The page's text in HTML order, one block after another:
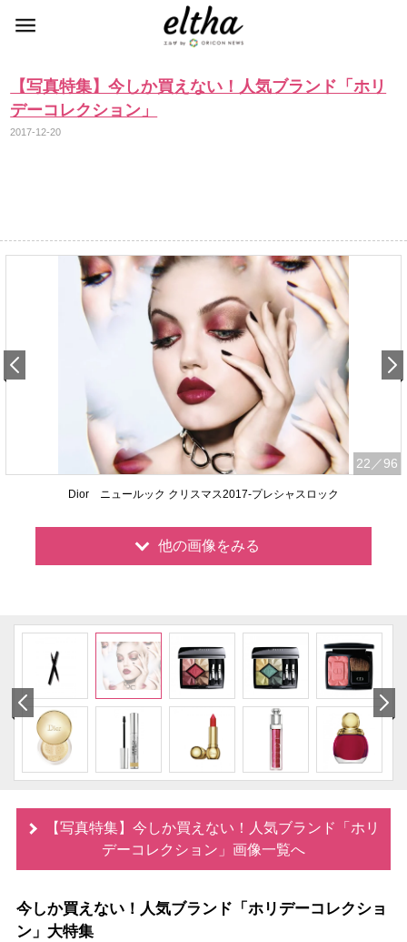
【写真特集】今しか買えない！人気ブランド「ホリ
デーコレクション」
2017-12-20
22 ／96
Dior ニュールック クリスマス2017-プレシャスロック
他の画像をみる
【写真特集】今しか買えない！人気ブランド「ホリ
デーコレクション」画像一覧へ
今しか買えない！人気ブランド「ホリデーコレクショ
ン」大特集